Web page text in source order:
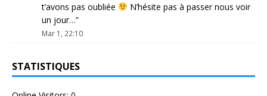
t’avons pas oubliée
N’hésite pas à passer nous voir
un jour…”
Mar 1, 22:10
STATISTIQUES